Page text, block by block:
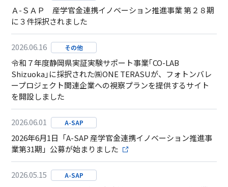
Ａ-ＳＡＰ 産学官金連携イノベーション推進事業 第２８期
に３件採択されました
2026.06.16 その他
令和７年度静岡県実証実験サポート事業｢CO-LAB
Shizuoka｣に採択された㈱ONE TERASUが、フォトンバレ
ープロジェクト関連企業への視察プランを提供するサイト
を開設しました
2026.06.01 A-SAP
2026年6月1日「A-SAP 産学官金連携イノベーション推進事
業第31期」公募が始まりました
2026.05.15 A-SAP